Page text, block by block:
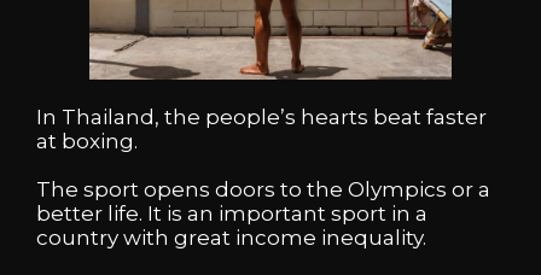
In Thailand, the people’s hearts beat faster
at boxing.
The sport opens doors to the Olympics or a
better life. It is an important sport in a
country with great income inequality.